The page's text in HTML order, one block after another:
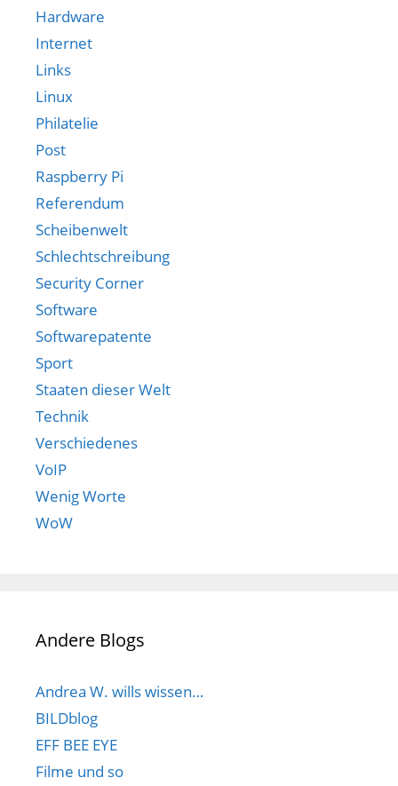
Hardware
Internet
Links
Linux
Philatelie
Post
Raspberry Pi
Referendum
Scheibenwelt
Schlechtschreibung
Security Corner
Software
Softwarepatente
Sport
Staaten dieser Welt
Technik
Verschiedenes
VoIP
Wenig Worte
WoW
Andere Blogs
Andrea W. wills wissen…
BILDblog
EFF BEE EYE
Filme und so